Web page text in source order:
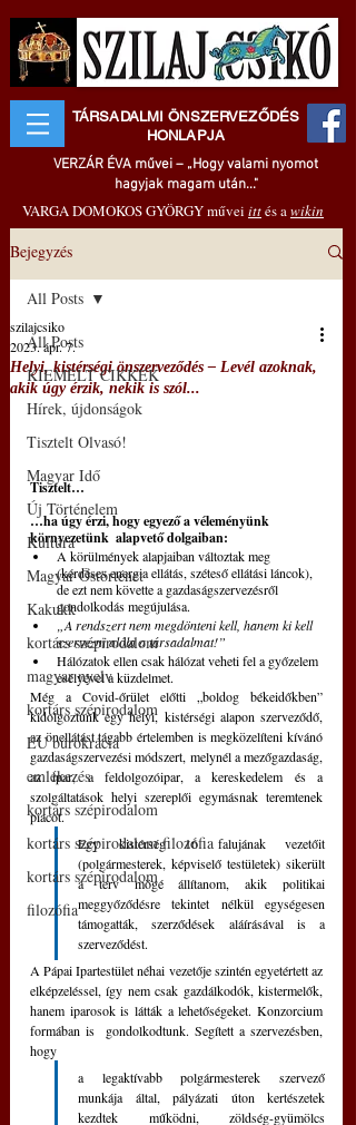
TÁRSADALMI ÖNSZERVEZŐDÉS
HONLAPJA
VERZÁR ÉVA művei – „Hogy valami nyomot
hagyjak magam után..."
VARGA DOMOKOS GYÖRGY művei ittés awikin
Bejegyzés
All Posts
KIEMELT CIKKEK
Hírek, újdonságok
Tisztelt Olvasó!
Magyar Idő
Új Történelem
Kultúra
Magyar Őstörténet
Kakukk
kortárs szépirodalom
magyar nyelv
kortárs szépirodalom
EU bürokrácia
emlékezés
kortárs szépirodalom
kortárs szépirodalom filozófia
kortárs szépirodalom
filozófia
All Posts
Helyi, kistérségi önszerveződés – Levél azoknak,
akik úgy érzik, nekik is szól...
szilajcsiko
2023. ápr. 7.
Tisztelt…
…ha úgy érzi, hogy egyező a véleményünk
környezetünk  alapvető dolgaiban:
A körülmények alapjaiban változtak meg
(kérdéses energia ellátás, széteső ellátási láncok),
de ezt nem követte a gazdaságszervezésről
gondolkodás megújulása.
„A rendszert nem megdönteni kell, hanem ki kell
szervezni alóla a társadalmat!”
Hálózatok ellen csak hálózat veheti fel a győzelem
esélyével a küzdelmet.
Még a Covid-őrület előtti „boldog békeidőkben”
kidolgoztunk egy helyi, kistérségi alapon szerveződő,
az önellátást tágabb értelemben is megközelíteni kívánó
gazdaságszervezési módszert, melynél a mezőgazdaság,
az ipar, a feldolgozóipar, a kereskedelem és a
szolgáltatások helyi szereplői egymásnak teremtenek
piacot.
Egy kistérség 16 falujának vezetőit
(polgármesterek, képviselő testületek) sikerült
a terv mögé állítanom, akik politikai
meggyőződésre tekintet nélkül egységesen
támogatták, szerződések aláírásával is a
szerveződést.
A Pápai Ipartestület néhai vezetője szintén egyetértett az
elképzeléssel, így nem csak gazdálkodók, kistermelők,
hanem iparosok is látták a lehetőségeket. Konzorcium
formában is  gondolkodtunk. Segített a szervezésben,
hogy
a legaktívabb polgármesterek szervező
munkája által, pályázati úton kertészetek
kezdtek működni, zöldség-gyümölcs